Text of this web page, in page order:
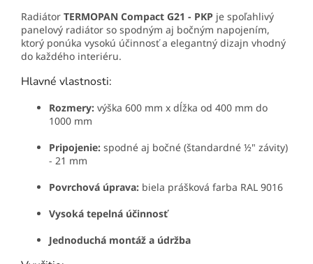
Radiátor TERMOPAN Compact G21 - PKP je spoľahlivý
panelový radiátor so spodným aj bočným napojením,
ktorý ponúka vysokú účinnosť a elegantný dizajn vhodný
do každého interiéru.
Hlavné vlastnosti:
Rozmery: výška 600 mm x dĺžka od 400 mm do
1000 mm
Pripojenie: spodné aj bočné (štandardné ½" závity)
- 21 mm
Povrchová úprava: biela prášková farba RAL 9016
Vysoká tepelná účinnosť
Jednoduchá montáž a údržba